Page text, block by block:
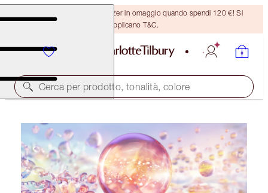
Ricevi un pennello per bronzer in omaggio quando spendi 120 €! Si
applicano T&C.
Cerca per prodotto, tonalità, colore